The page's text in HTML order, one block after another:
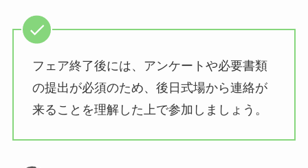
フェア終了後には、アンケートや必要書類
の提出が必須のため、後日式場から連絡が
来ることを理解した上で参加しましょう。